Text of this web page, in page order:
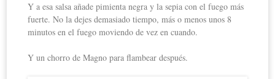
Y a esa salsa añade pimienta negra y la sepia con el fuego más
fuerte. No la dejes demasiado tiempo, más o menos unos 8
minutos en el fuego moviendo de vez en cuando.
Y un chorro de Magno para flambear después.